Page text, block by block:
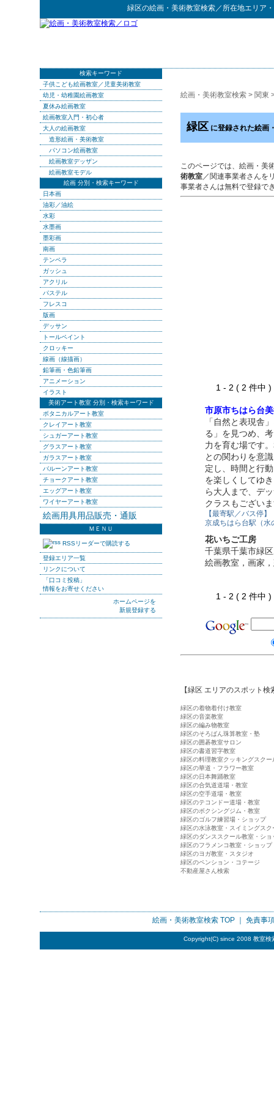
緑区の絵画・美術教室検索／所在地エリア
絵画・美術教室検索 > 関東
緑区 に登録された絵画
このページでは、絵画・美
術教室／関連事業者さんを
事業者さんは無料で登録で
1 - 2 ( 2 件
市原市ちはら台
「自然と表現舎
る」を見つめ、
力を育む場です
との関わりを意
定し、時間と行
を楽しくしてゆ
ら大人まで、デ
クラスもござい
【最寄駅／バス停】
京成ちはら台駅（水
花いちご工房
千葉県千葉市緑
絵画教室，画家
1 - 2 ( 2 件
【緑区 エリアのスポット検
緑区の着物着付け教室
緑区の音楽教室
緑区の編み物教室
緑区のそろばん珠算教室・塾
緑区の囲碁教室サロン
緑区の書道習字教室
緑区の料理教室クッキングスクー
緑区の華道・フラワー教室
緑区の日本舞踊教室
緑区の合気道道場・教室
緑区の空手道場・教室
緑区のテコンドー道場・教室
緑区のボクシングジム・教室
緑区のゴルフ練習場・ショップ
緑区の水泳教室・スイミングスク
緑区のダンススクール教室・ショ
緑区のフラメンコ教室・ショップ
緑区のヨガ教室・スタジオ
緑区のペンション・コテージ
不動産屋さん検索
検索キーワード
子供こども絵画教室／児童美術教室
幼児・幼稚園絵画教室
夏休み絵画教室
絵画教室入門・初心者
大人の絵画教室
造形絵画・美術教室
パソコン絵画教室
絵画教室デッザン
絵画教室モデル
絵画 分別・検索キーワード
日本画
油彩／油絵
水彩
水墨画
墨彩画
南画
テンペラ
ガッシュ
アクリル
パステル
フレスコ
版画
デッサン
トールペイント
クロッキー
線画（線描画）
鉛筆画・色鉛筆画
アニメーション
イラスト
美術アート教室 分別・検索キーワード
ボタニカルアート教室
クレイアート教室
シュガーアート教室
グラスアート教室
ガラスアート教室
バルーンアート教室
チョークアート教室
エッグアート教室
ワイヤーアート教室
絵画用具用品販売・通販
ＭＥＮＵ
RSSリーダーで購読する
登録エリア一覧
リンクについて
「口コミ投稿」
情報をお寄せください
ホームページを
新規登録する
絵画・美術教室検索TOP ｜ 免責事
Copyright(C) since 2008 教室検